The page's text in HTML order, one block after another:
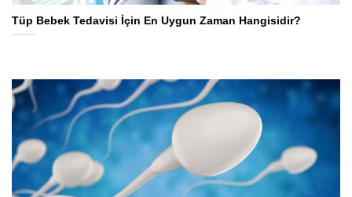
Tüp Bebek Tedavisi İçin En Uygun Zaman Hangisidir?